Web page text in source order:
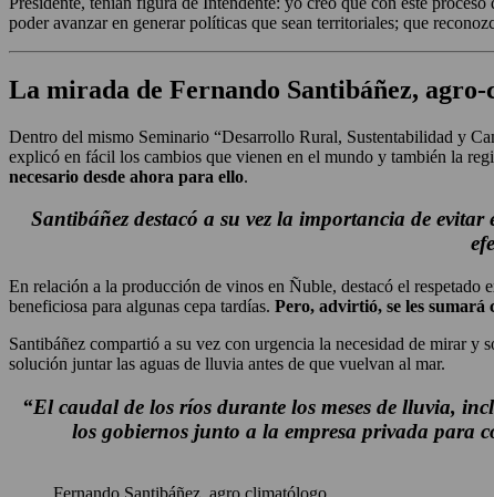
poder avanzar en generar políticas que sean territoriales; que
La mirada de Fernando Santibáñez,
Dentro del mismo Seminario “Desarrollo Rural, Sustentabilidad y
explicó en fácil los cambios que vienen en el mundo y también la
necesario desde ahora para ello.
Santibáñez destacó a su vez la importancia de
En relación a la producción de vinos en Ñuble, destacó el
beneficiosa para algunas cepa tardías. Pero, advirtió, se les sumará
Santibáñez compartió a su vez con urgencia la necesidad de mirar y
solución juntar las aguas de lluvia antes de que vuelvan al mar.
“El caudal de los ríos durante los meses de lluvia,
los gobiernos junto a la empresa privada para